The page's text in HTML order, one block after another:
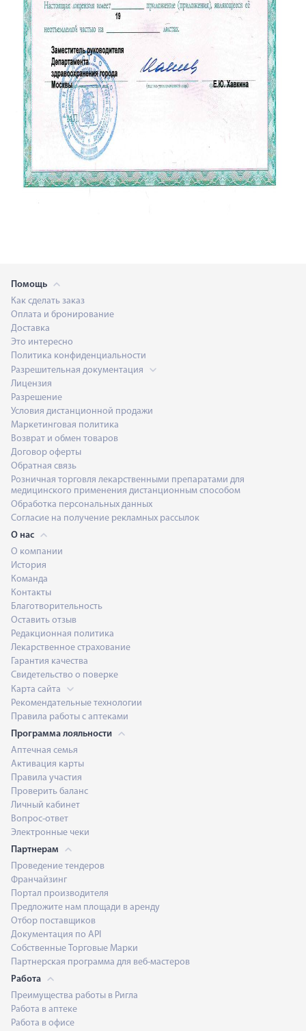
Помощь
Как сделать заказ
Оплата и бронирование
Доставка
Это интересно
Политика конфиденциальности
Разрешительная документация
Лицензия
Разрешение
Условия дистанционной продажи
Маркетинговая политика
Возврат и обмен товаров
Договор оферты
Обратная связь
Розничная торговля лекарственными препаратами для
медицинского применения дистанционным способом
Обработка персональных данных
Согласие на получение рекламных рассылок
О нас
О компании
История
Команда
Контакты
Благотворительность
Оставить отзыв
Редакционная политика
Лекарственное страхование
Гарантия качества
Свидетельство о поверке
Карта сайта
Рекомендательные технологии
Правила работы с аптеками
Программа лояльности
Аптечная семья
Активация карты
Правила участия
Проверить баланс
Личный кабинет
Вопрос-ответ
Электронные чеки
Партнерам
Проведение тендеров
Франчайзинг
Портал производителя
Предложите нам площади в аренду
Отбор поставщиков
Документация по API
Собственные Торговые Марки
Партнерская программа для веб-мастеров
Работа
Преимущества работы в Ригла
Работа в аптеке
Работа в офисе